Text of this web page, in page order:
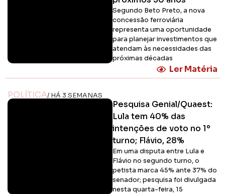
Segundo Beto Preto, a nova
concessão ferroviária
representa uma oportunidade
para planejar investimentos que
atendam às necessidades das
próximas décadas
Ler Matéria
POLÍTICA/ HÁ 3 SEMANAS
Pesquisa Genial/Quaest:
Lula tem 40% das
intenções de voto no 1º
turno; Flávio, 28%
Em uma disputa entre Lula e
Flávio no segundo turno, o
petista marca 45% ante 37% do
senador; pesquisa foi divulgada
nesta quarta-feira, 15